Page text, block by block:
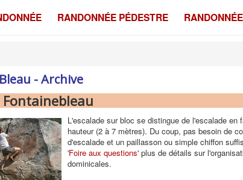
RANDONNÉE PÉDESTRE
- Archive
L'escalade sur bloc se distingue de l'escalade en
hauteur (2 à 7 mètres). Du coup, pas besoin de
d'escalade et un paillasson ou simple chiffon
'Foire aux questions' plus de détails sur
dominicales.